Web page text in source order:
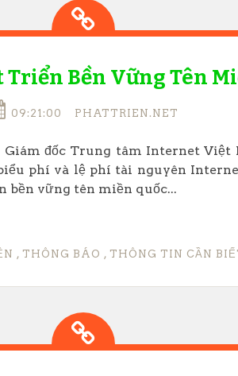
Bền Vững Tên
09:21:00 PHATTRIEN.NET
Giám đốc Trung tâm Internet Việt
phí và lệ phí tài nguyên
bền vững tên miền quốc...
, THÔNG BÁO , THÔNG TIN CẦN